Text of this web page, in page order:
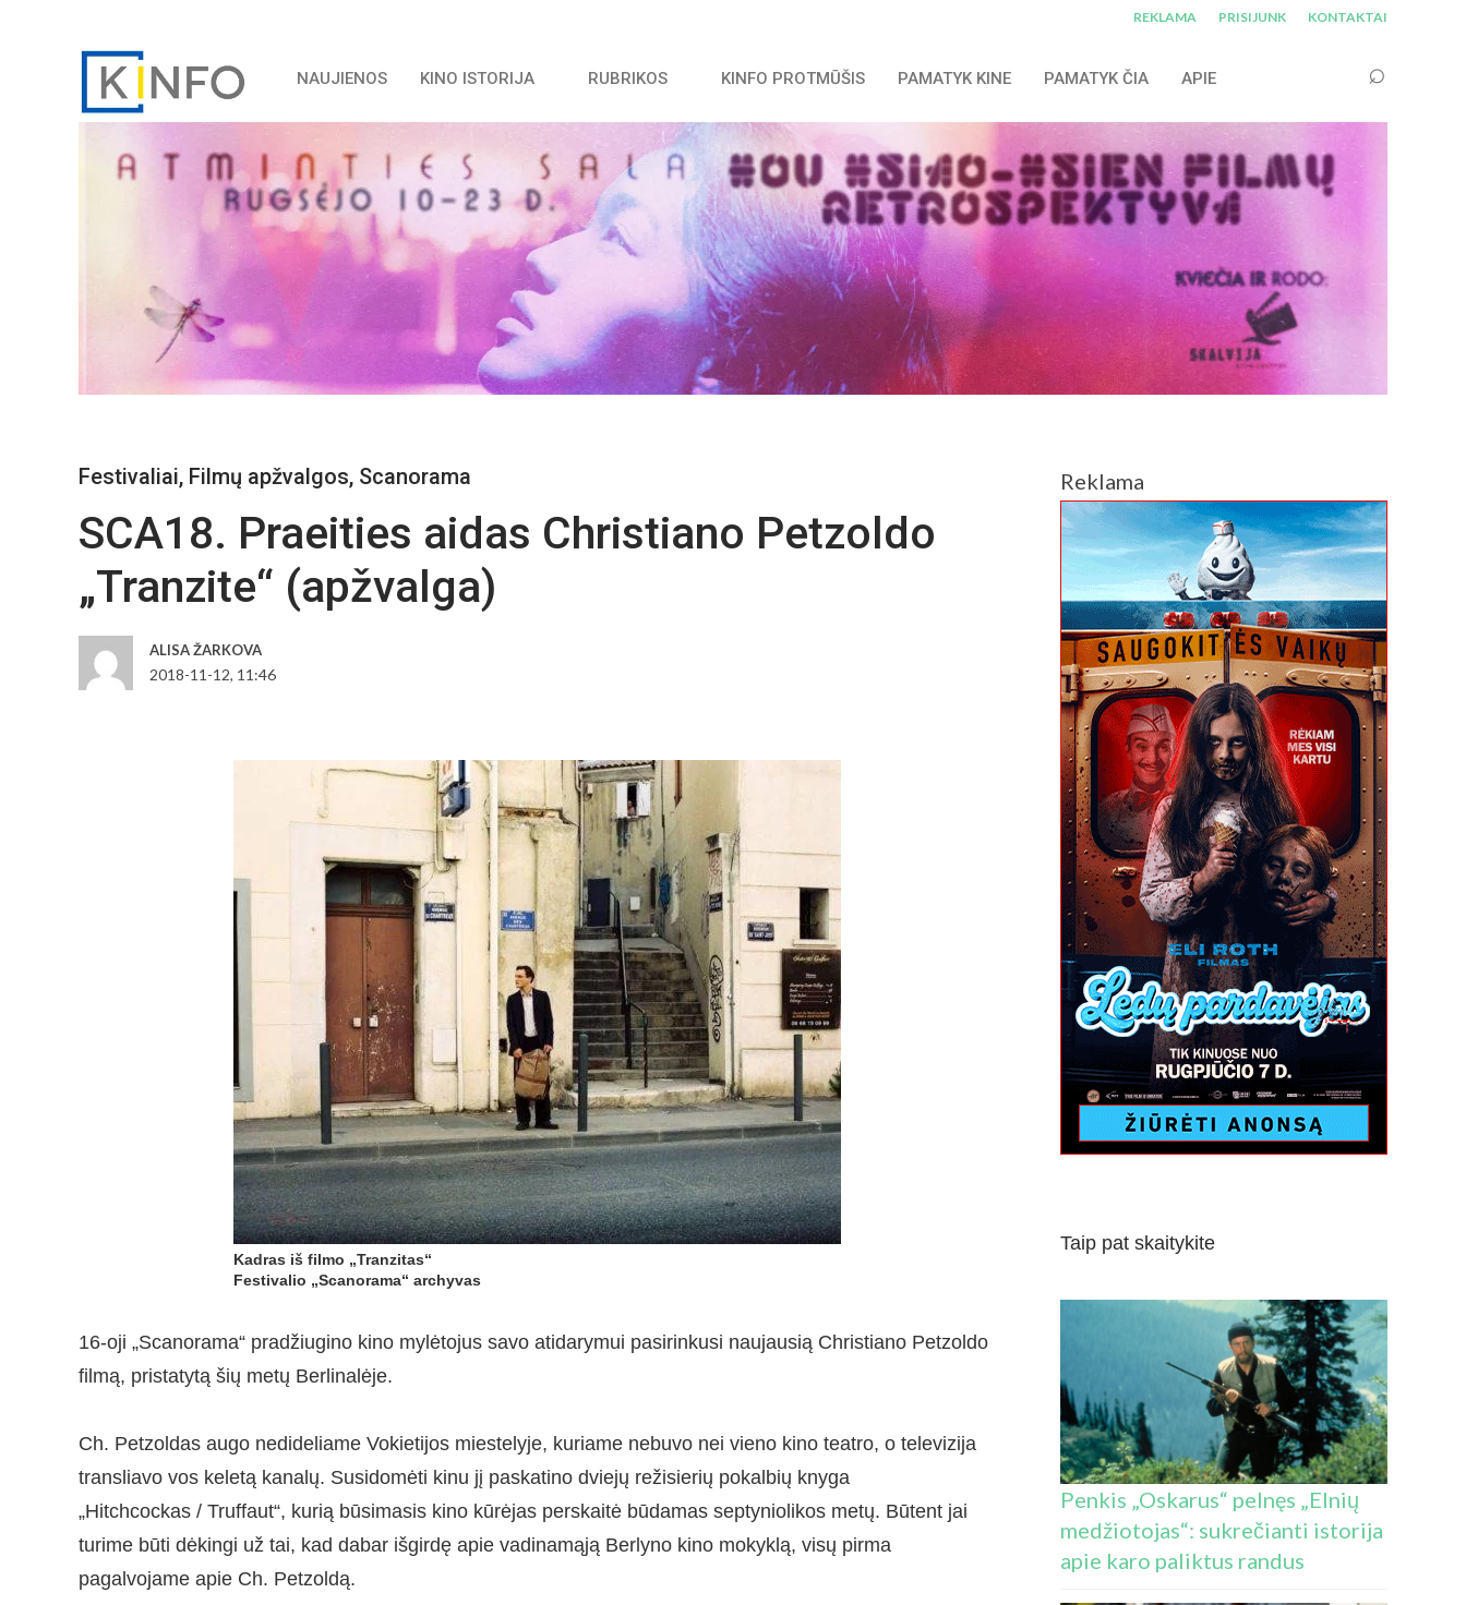
REKLAMA PRISIJUNK KONTAKTAI
NAUJIENOS KINO ISTORIJA RUBRIKOS KINFO PROTMŪŠIS PAMATYK KINE PAMATYK ČIA APIE
Festivaliai, Filmų apžvalgos, Scanorama
SCA18. Praeities aidas Christiano Petzoldo
„Tranzite“ (apžvalga)
ALISA ŽARKOVA
2018-11-12, 11:46
Kadras iš filmo „Tranzitas“
Festivalio „Scanorama“ archyvas
16-oji „Scanorama“ pradžiugino kino mylėtojus savo atidarymui pasirinkusi naujausią Christiano Petzoldo
filmą, pristatytą šių metų Berlinalėje.
Ch. Petzoldas augo nedideliame Vokietijos miestelyje, kuriame nebuvo nei vieno kino teatro, o televizija
transliavo vos keletą kanalų. Susidomėti kinu jį paskatino dviejų režisierių pokalbių knyga
„Hitchcockas / Truffaut“, kurią būsimasis kino kūrėjas perskaitė būdamas septyniolikos metų. Būtent jai
turime būti dėkingi už tai, kad dabar išgirdę apie vadinamąją Berlyno kino mokyklą, visų pirma
pagalvojame apie Ch. Petzoldą.
Reklama
Taip pat skaitykite
Penkis „Oskarus“ pelnęs „Elnių
medžiotojas“: sukrečianti istorija
apie karo paliktus randus